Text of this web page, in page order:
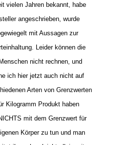
vielen Jahren bekannt, habe
angeschrieben, wurde
mit Aussagen zur
Leider können die
nicht rechnen, und
ich hier jetzt auch nicht auf
Arten von Grenzwerten
Kilogramm Produkt haben
mit dem Grenzwert für
Körper zu tun und man